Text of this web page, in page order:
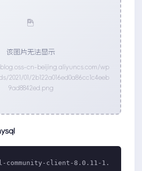
该图片无法显示
cn-beijing.aliyuncs.com/wp
2021/01/2b122a016ed0a86cc1c4eeb
9ad8842ed.png
community-client-8.0.11-1.